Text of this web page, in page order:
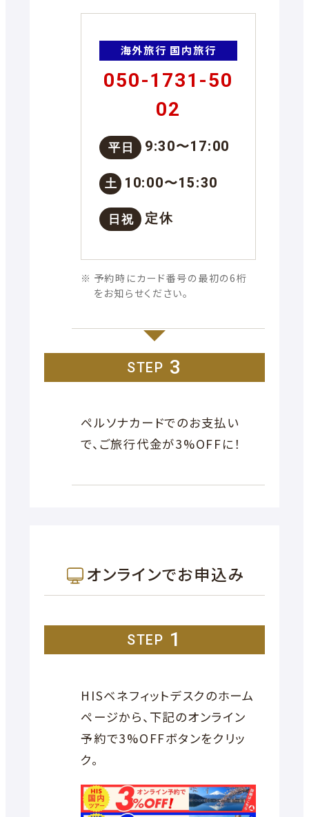
海外旅行 国内旅行
050-1731-50
02
平日 9:30〜17:00
土 10:00〜15:30
日祝 定休
予約時にカード番号の最初の6桁
をお知らせください。
STEP 3
ペルソナカードでのお支払い
で、ご旅行代金が3%OFFに！
オンラインでお申込み
STEP 1
HISベネフィットデスクのホーム
ページから、下記のオンライン
予約で3%OFFボタンをクリッ
ク。